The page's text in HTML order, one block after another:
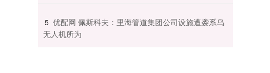
5 ​优配网 佩斯科夫：里海管道集团公司设施遭袭系乌
无人机所为